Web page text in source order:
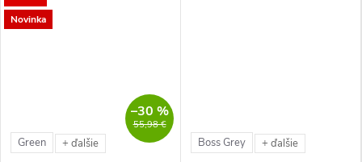
Novinka
55,98 €
–30 %
Green + ďalšie Boss Grey + ďalšie